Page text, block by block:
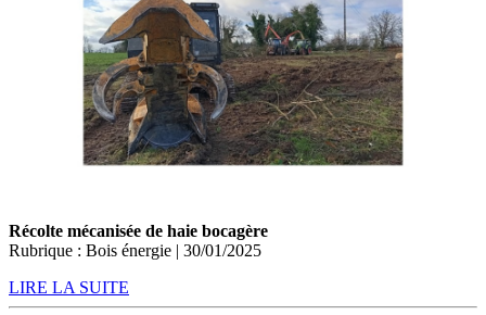
Récolte mécanisée de haie bocagère
Rubrique : Bois énergie | 30/01/2025
LIRE LA SUITE